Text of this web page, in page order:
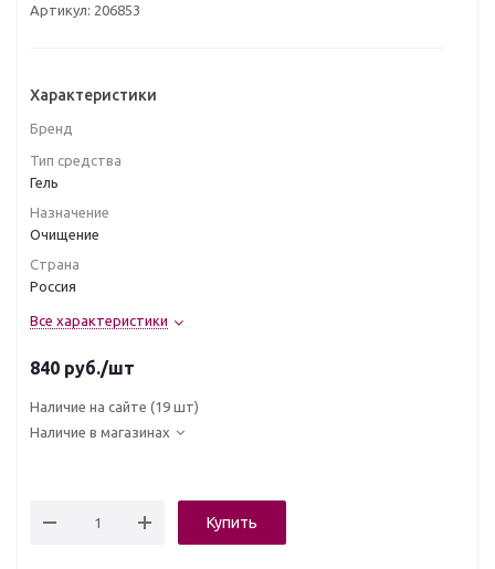
Артикул: 206853
Характеристики
Бренд
Тип средства
Гель
Назначение
Очищение
Страна
Россия
Все характеристики
840 руб./шт
Наличие на сайте (19 шт)
Наличие в магазинах
Купить